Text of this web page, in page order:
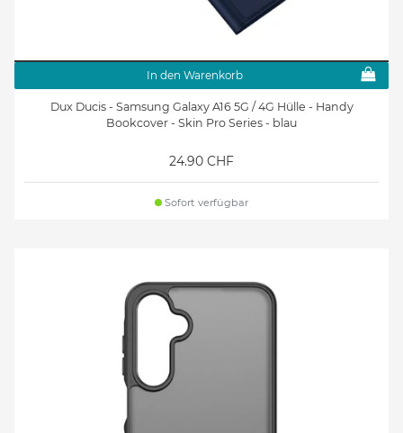
In den Warenkorb
Dux Ducis - Samsung Galaxy A16 5G / 4G Hülle - Handy
Bookcover - Skin Pro Series - blau
24.90 CHF
Sofort verfügbar